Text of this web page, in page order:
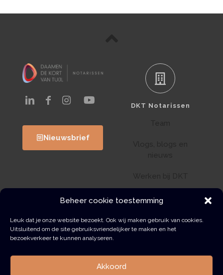
Beheer cookie toestemming
Leuk dat je onze website bezoekt. Ook wij maken gebruik van cookies.
Uitsluitend om de site gebruiksvriendelijker te maken en het
bezoekverkeer te kunnen analyseren.
Akkoord
Nieuwsbrief
DKT Notarissen
Klantenportaal
Wwft